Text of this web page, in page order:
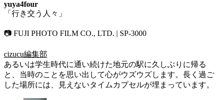
yuya4four
「行き交う人々」
📷 FUJI PHOTO FILM CO., LTD. | SP-3000
cizucu編集部
あるいは学生時代に通い続けた地元の駅に久しぶりに帰る
と、当時のことを思い出して心がウズウズします。長く過ご
した場所には、見えないタイムカプセルが埋まっています。